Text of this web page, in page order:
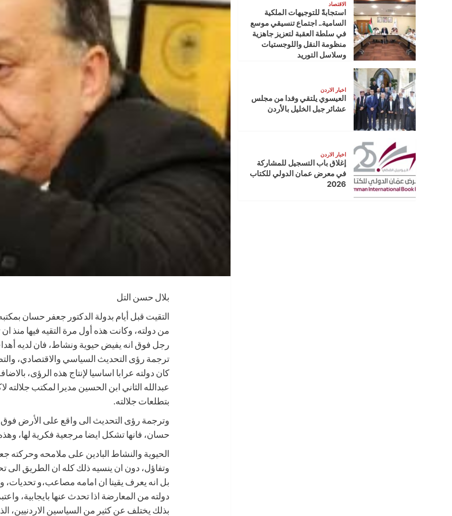
بلال حسن التل
التقيت قبل أيام بدولة الدكتور جعفر حسان
من دولته، وكانت هذه أول مرة التقيه فيها منذ
رجل فوق انه يفيض حيوية ونشاط، فان لديه
ترجمة رؤى التحديث السياسي والاقتصادي،
كان دولته عرابا اساسيا لإنتاج هذه الرؤى،
عبدالله الثاني ابن الحسين مديرا لمكتب
بتطلعات جلالته.
وترجمة رؤى التحديث الى واقع على الأرض فوق
حسان، فانها تشكل ايضا مرجعية فكرية لها،
الحيوية والنشاط البادين على ملامحه وحركته
وتفاؤل، دون ان ينسيه ذلك كله ان الطريق الى
بل انه يعرف يقينا ان امامه مصاعب،و
دولته من المعارضة اذا تحدث عنها بايجابية،
بذلك يختلف عن كثير من السياسين الاردنيين،
الاقتصاد
استجابةً للتوجيهات الملكية
السامية.. اجتماع تنسيقي موسع
في سلطة العقبة لتعزيز جاهزية
منظومة النقل واللوجستيات
وسلاسل التوريد
اخبار الاردن
العيسوي يلتقي وفدا من مجلس
عشائر جبل الخليل بالأردن
اخبار الاردن
إغلاق باب التسجيل للمشاركة
في معرض عمان الدولي للكتاب
2026